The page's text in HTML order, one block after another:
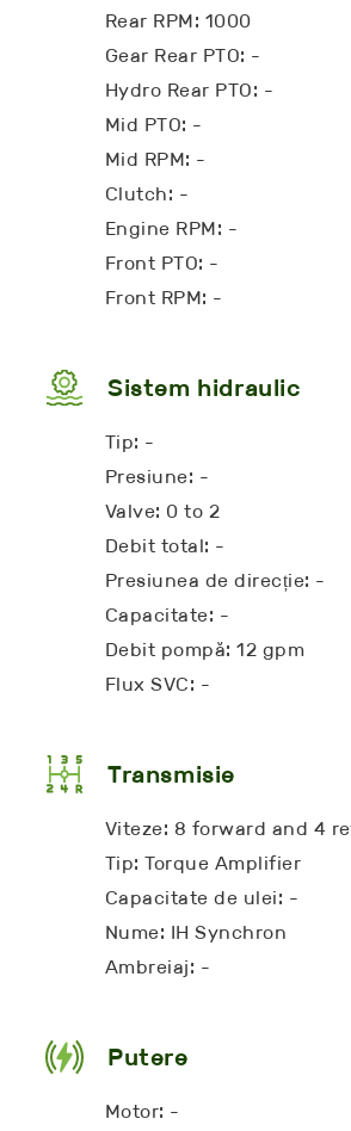
Rear RPM: 1000
Gear Rear PTO: -
Hydro Rear PTO: -
Mid PTO: -
Mid RPM: -
Clutch: -
Engine RPM: -
Front PTO: -
Front RPM: -
Sistem hidraulic
Tip: -
Presiune: -
Valve: 0 to 2
Debit total: -
Presiunea de direcție: -
Capacitate: -
Debit pompă: 12 gpm
Flux SVC: -
Transmisie
Viteze: 8 forward and 4
Tip: Torque Amplifier
Capacitate de ulei: -
Nume: IH Synchron
Ambreiaj: -
Putere
Motor: -